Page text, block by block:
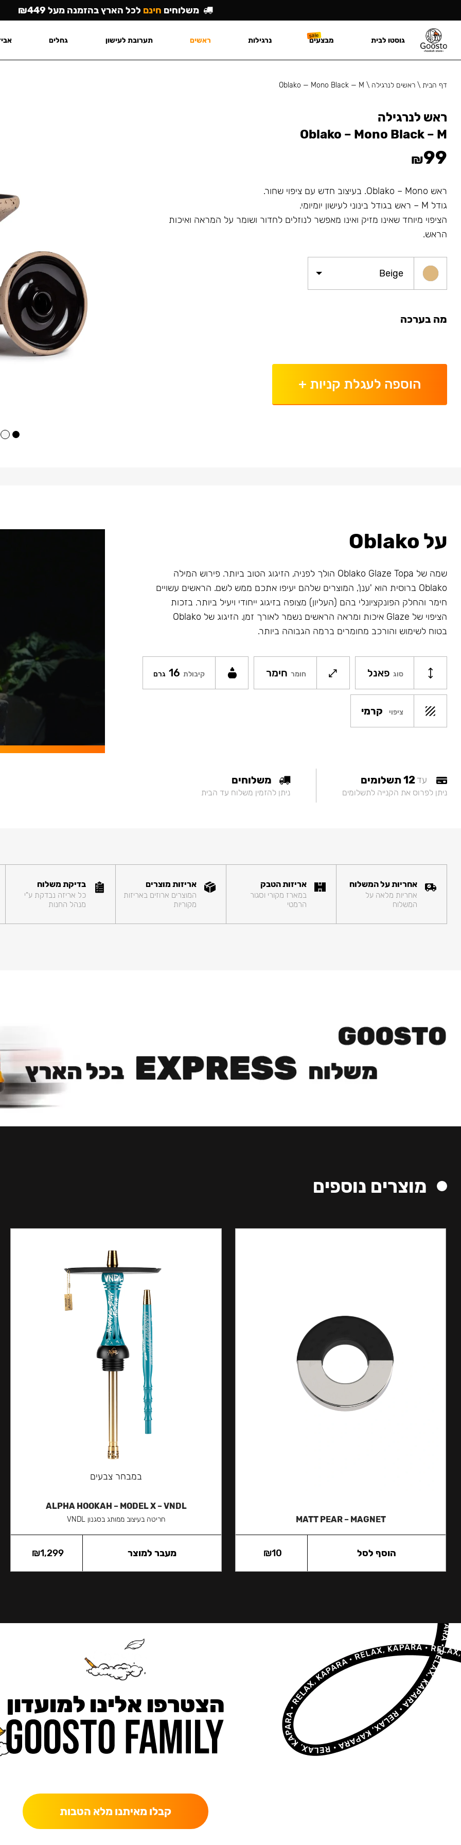
דף הבית\ ראשים לנרגילה \
Oblako — Mono Black — M
ראש לנרגילה
Oblako – Mono Black – M
₪99
ראש Oblako – Mono. בעיצוב חדש עם ציפוי שחור.
גודל M – ראש בגודל בינוני לעישון יומיומי.
הציפוי מיוחד שאינו מזיק ואינו מאפשר לנוזלים לחדור ושומר על המראה ואיכות
הראש.
Beige
מה בערכה
הוספה לעגלת קניות +
על Oblako
שמה של Oblako Glaze Topa הולך לפניה, הזיגוג הטוב ביותר. פירוש המילה
Oblako ברוסית הוא 'ענן', המוצרים שלהם יעיפו אתכם ממש לשם. הראשים עשויים
חימר והחלק הפונקציונלי בהם (העליון) מצופה בזיגוג ייחודי ויעיל ביותר. בזכות
הציפוי של Glaze איכות ומראה הראשים נשמר לאורך זמן. הזיגוג של Oblako
בטוח לשימוש והורכב מחומרים ברמה הגבוהה ביותר.
סוג פאנל חומר חימר קיבולת 16 גרם
ציפוי קרמי
עד12 תשלומים
ניתן לפרוס את הקנייה לתשלומים
משלוחים
ניתן להזמין משלוח עד הבית
אחריות על המשלוח
אחריות מלאה על
המשלוח
אריזות הטבק
במארז מקורי וסגור
הרמטי
אריזות מוצרים
המוצרים ארוזים באריזות
מקוריות
בדיקת משלוח
כל אריזה נבדקת ע"י
מנהל החנות
מוצרים נוספים
MATT PEAR – MAGNET
₪10 הוסף לסל
במבחר צבעים
ALPHA HOOKAH – MODEL X – VNDL
חריטה בעיצוב ממותג בסגנון VNDL
₪1,299 מעבר למוצר
הצטרפו אלינו למועדון
קבלו מאיתנו מלא הטבות
משלוחים חינם לכל הארץ בהזמנה מעל ₪449
גוסטו לבית מבצעים נרגילות ראשים תערובת לעישון גחלים